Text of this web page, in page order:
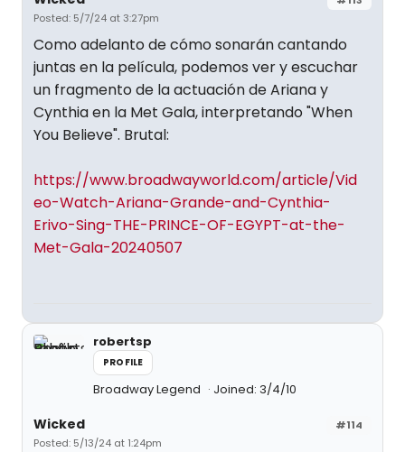
Posted: 5/7/24 at 3:27pm
Como adelanto de cómo sonarán cantando
juntas en la película, podemos ver y escuchar
un fragmento de la actuación de Ariana y
Cynthia en la Met Gala, interpretando "When
You Believe". Brutal:
https://www.broadwayworld.com/article/Vid
eo-Watch-Ariana-Grande-and-Cynthia-
Erivo-Sing-THE-PRINCE-OF-EGYPT-at-the-
Met-Gala-20240507
robertsp
PROFILE
Broadway Legend Joined: 3/4/10
#114
Wicked
Posted: 5/13/24 at 1:24pm